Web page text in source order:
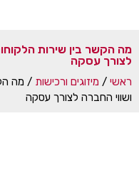
מה הקשר בין שירות
לצורך עסקה
ראשי / מיזוגים ורכישות / מה
ושווי החברה לצורך עסקה